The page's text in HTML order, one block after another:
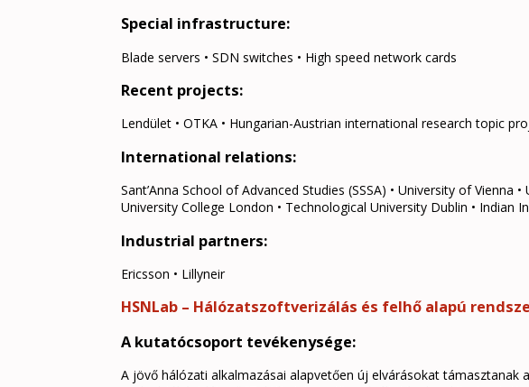
Special infrastructure:
Blade servers • SDN switches • High speed network cards
Recent projects:
Lendület • OTKA • Hungarian-Austrian international research topic
International relations:
Sant’Anna School of Advanced Studies (SSSA) • University of
University College London • Technological University Dublin • Indian
Industrial partners:
Ericsson • Lillyneir
HSNLab – Hálózatszoftverizálás és felhő alapú
A kutatócsoport tevékenysége:
A jövő hálózati alkalmazásai alapvetően új elvárásokat